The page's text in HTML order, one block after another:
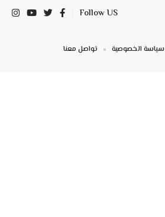
Follow US
سياسة الخصوصية تواصل معنا